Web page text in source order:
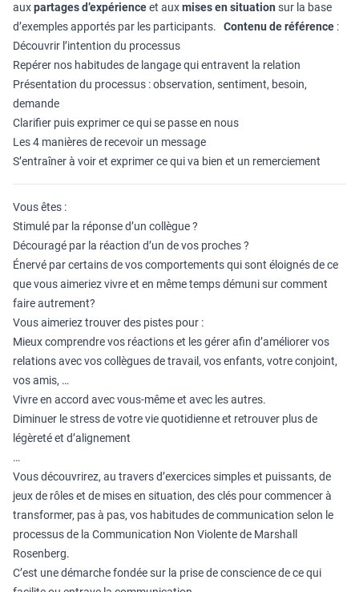
auxpartages d’expérienceet auxmises en situation sur la base
d’exemples apportés par les participants. Contenu de référence :
Découvrir l’intention du processus
Repérer nos habitudes de langage qui entravent la relation
Présentation du processus : observation, sentiment, besoin,
demande
Clarifier puis exprimer ce qui se passe en nous
Les 4 manières de recevoir un message
S’entraîner à voir et exprimer ce qui va bien et un remerciement
Vous êtes :
Stimulé par la réponse d’un collègue ?
Découragé par la réaction d’un de vos proches ?
Énervé par certains de vos comportements qui sont éloignés de ce
que vous aimeriez vivre et en même temps démuni sur comment
faire autrement?
Vous aimeriez trouver des pistes pour :
Mieux comprendre vos réactions et les gérer afin d’améliorer vos
relations avec vos collègues de travail, vos enfants, votre conjoint,
vos amis, …
Vivre en accord avec vous-même et avec les autres.
Diminuer le stress de votre vie quotidienne et retrouver plus de
légèreté et d’alignement
…
Vous découvrirez, au travers d’exercices simples et puissants, de
jeux de rôles et de mises en situation, des clés pour commencer à
transformer, pas à pas, vos habitudes de communication selon le
processus de la Communication Non Violente de Marshall
Rosenberg.
C’est une démarche fondée sur la prise de conscience de ce qui